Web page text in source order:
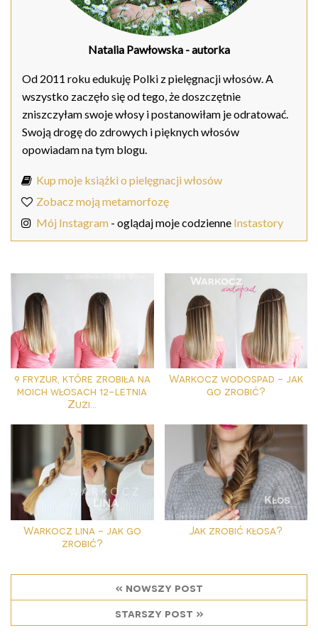
Natalia Pawłowska - autorka
Od 2011 roku edukuję Polki z pielęgnacji włosów. A
wszystko zaczęło się od tego, że doszczętnie
zniszczyłam swoje włosy i postanowiłam je odratować.
Swoją drogę do zdrowych i pięknych włosów
opowiadam na tym blogu.
Kup moje książki o pielęgnacji włosów
Zobacz moją metamorfozę
Mój Instagram - oglądaj moje codzienne Instastory
9 fryzur, które zrobiła na
moich włosach 12-letnia
Zuzi...
Warkocz wodospad - jak
go zrobić?
Warkocz lina - jak go
zrobić?
Jak zrobić kłosa?
« nowszy post
starszy post »